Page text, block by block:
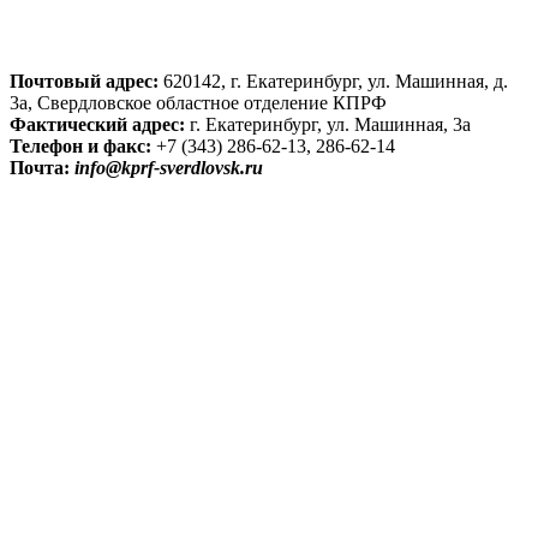
Почтовый адрес: 620142, г. Екатеринбург, ул. Машинная, д.
3а, Свердловское областное отделение КПРФ
Фактический адрес: г. Екатеринбург, ул. Машинная, 3а
Телефон и факс: +7 (343) 286-62-13, 286-62-14
Почта: info@kprf-sverdlovsk.ru